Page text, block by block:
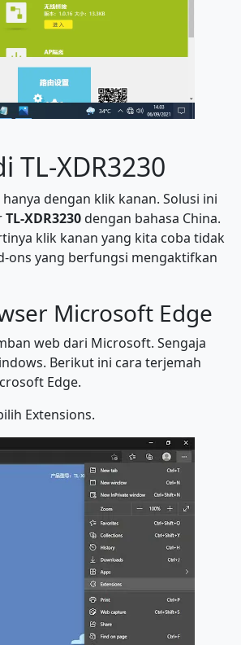
TL-XDR3230
dengan klik kanan. Solusi ini
TL-XDR3230dengan bahasa China.
klik kanan yang kita coba tidak
ons yang berfungsi mengaktifkan
Microsoft Edge
web dari Microsoft. Sengaja
Berikut ini cara terjemah
Edge.
Extensions.